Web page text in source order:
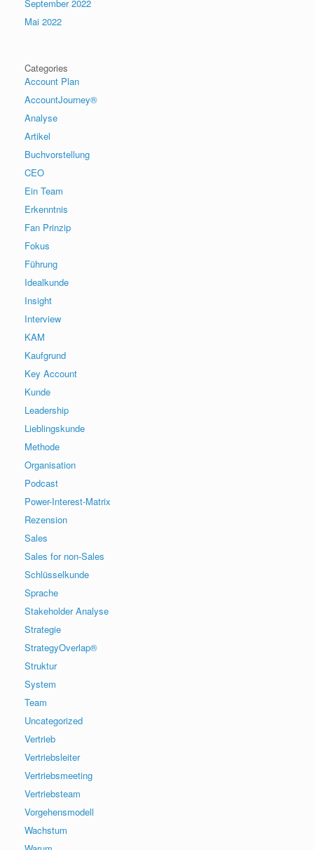
September 2022
Mai 2022
Categories
Account Plan
AccountJourney®
Analyse
Artikel
Buchvorstellung
CEO
Ein Team
Erkenntnis
Fan Prinzip
Fokus
Führung
Idealkunde
Insight
Interview
KAM
Kaufgrund
Key Account
Kunde
Leadership
Lieblingskunde
Methode
Organisation
Podcast
Power-Interest-Matrix
Rezension
Sales
Sales for non-Sales
Schlüsselkunde
Sprache
Stakeholder Analyse
Strategie
StrategyOverlap®
Struktur
System
Team
Uncategorized
Vertrieb
Vertriebsleiter
Vertriebsmeeting
Vertriebsteam
Vorgehensmodell
Wachstum